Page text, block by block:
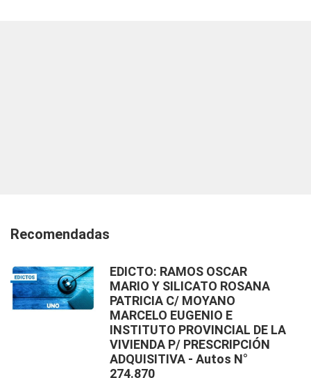
Recomendadas
EDICTO: RAMOS OSCAR
MARIO Y SILICATO ROSANA
PATRICIA C/ MOYANO
MARCELO EUGENIO E
INSTITUTO PROVINCIAL DE LA
VIVIENDA P/ PRESCRIPCIÓN
ADQUISITIVA - Autos N°
274.870